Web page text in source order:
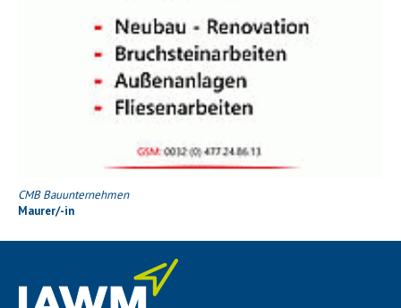
CMB Bauunternehmen
Maurer/-in